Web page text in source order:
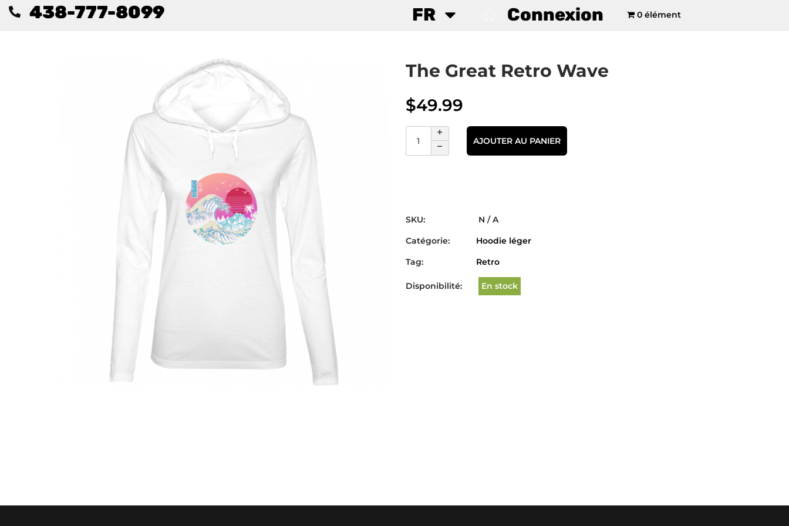
438-777-8099 FR Connexion 0 élément
The Great Retro Wave
$49.99
AJOUTER AU PANIER
SKU:
N / A
Catégorie:
Hoodie léger
Tag:
Retro
Disponibilité: En stock